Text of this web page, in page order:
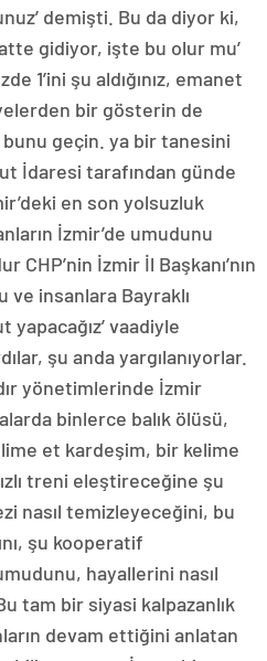
demişti. Bu da diyor ki,
gidiyor, işte bu olur mu’
1’ini şu aldığınız, emanet
bir gösterin de
geçin. ya bir tanesini
İdaresi tarafından günde
en son yolsuzluk
İzmir’de umudunu
CHP’nin İzmir İl Başkanı’nın
ve insanlara Bayraklı
vaadiyle
şu anda yargılanıyorlar.
yönetimlerinde İzmir
binlerce balık ölüsü,
et kardeşim, bir kelime
treni eleştireceğine şu
nasıl temizleyeceğini, bu
şu kooperatif
hayallerini nasıl
tam bir siyasi kalpazanlık
devam ettiğini anlatan